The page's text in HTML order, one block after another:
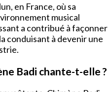
en France, où sa
musical
a contribué à façonner
conduisant à devenir une
Badi chante-t-elle ?